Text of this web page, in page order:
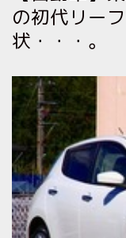
の初代リー
状・・・。